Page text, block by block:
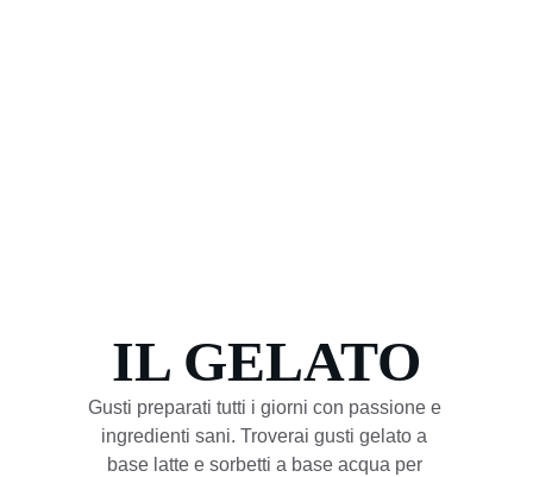
IL GELATO
Gusti preparati tutti i giorni con passione e
ingredienti sani. Troverai gusti gelato a
base latte e sorbetti a base acqua per